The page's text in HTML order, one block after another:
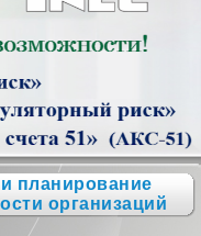
планирование
организаций